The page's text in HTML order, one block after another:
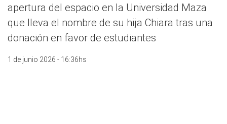
apertura del espacio en la Universidad Maza
que lleva el nombre de su hija Chiara tras una
donación en favor de estudiantes
1 de junio 2026 - 16:36hs